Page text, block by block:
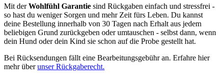
Mit derWohlfühl Garantie sind Rückgaben einfach und stressfrei -
so hast du weniger Sorgen und mehr Zeit fürs Leben. Du kannst
deine Bestellung innerhalb von 30 Tagen nach Erhalt aus jedem
beliebigen Grund zurückgeben oder umtauschen - selbst dann, wenn
dein Hund oder dein Kind sie schon auf die Probe gestellt hat.
Bei Rücksendungen fällt eine Bearbeitungsgebühr an. Erfahre hier
mehr überunser Rückgaberecht.